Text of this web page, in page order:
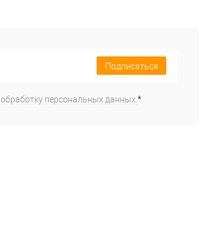
Подписаться
обработку персональных данных. *